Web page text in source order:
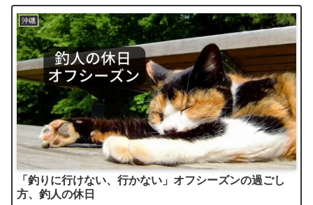
沖磯
「釣りに行けない、行かない」オフシーズンの過ごし
方、釣人の休日